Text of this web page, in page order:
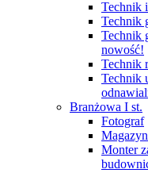
Technik
Technik
Technik
nowość!
Technik
Technik
Branżowa I st.
Fotograf
Monter